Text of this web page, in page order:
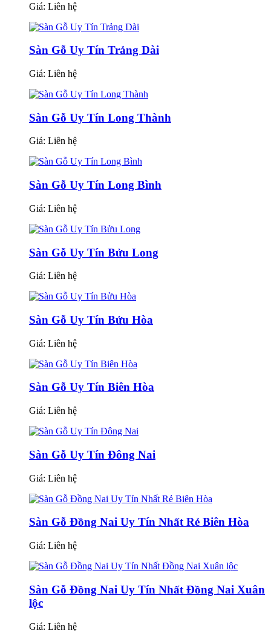
Giá: Liên hệ
Sàn Gỗ Uy Tín Trảng Dài
Giá: Liên hệ
Sàn Gỗ Uy Tín Long Thành
Giá: Liên hệ
Sàn Gỗ Uy Tín Long Bình
Giá: Liên hệ
Sàn Gỗ Uy Tín Bửu Long
Giá: Liên hệ
Sàn Gỗ Uy Tín Bửu Hòa
Giá: Liên hệ
Sàn Gỗ Uy Tín Biên Hòa
Giá: Liên hệ
Sàn Gỗ Uy Tín Đông Nai
Giá: Liên hệ
Sàn Gỗ Đồng Nai Uy Tín Nhất Rẻ Biên Hòa
Giá: Liên hệ
Sàn Gỗ Đồng Nai Uy Tín Nhất Đồng Nai Xuân
lộc
Giá: Liên hệ